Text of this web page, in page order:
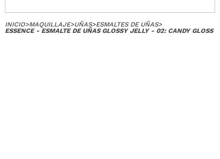
INICIO>MAQUILLAJE>UÑAS>ESMALTES DE UÑAS>
ESSENCE - ESMALTE DE UÑAS GLOSSY JELLY - 02: CANDY GLOSS